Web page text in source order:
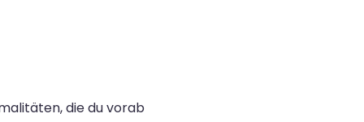
die du vorab